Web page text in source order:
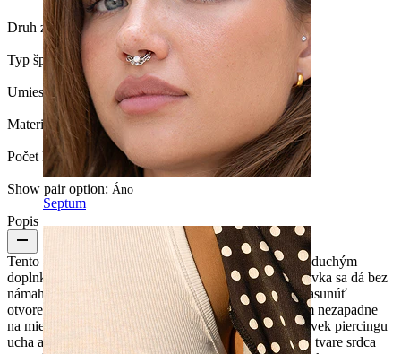
Septum
Druh zámku:Iné
Typ šperku: Krúžok, Otvorený krúžok, Huggy
Umiestnenie:Ušný lalôčik
Materiál: Titán
Počet kusov: 1
Show pair option: Áno
Popis
Tento titánový otvorený krúžok so srdiečkom je jednoduchým
doplnkom, ktorý vaše uši potrebujú. Jeho otvorená krivka sa dá bez
námahy nasadiť do piercingu ušného lalôčika. Stačí zasunúť
otvorený koniec do piercingu, otočiť ho dopredu, kým nezapadne
na miesto. Pohodlne drží, nech ho nosíte v ktoromkoľvek piercingu
ucha alebo aj v kombinácii s inými krúžkami. Detail v tvare srdca